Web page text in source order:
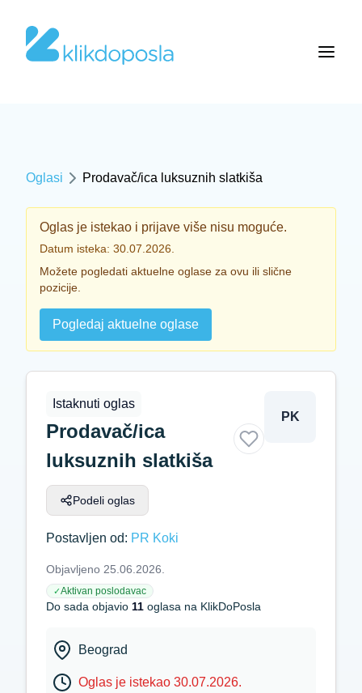
Oglasi Prodavač/ica luksuznih slatkiša
Oglas je istekao i prijave više nisu moguće.
Datum isteka: 30.07.2026.
Možete pogledati aktuelne oglase za ovu ili slične
pozicije.
Pogledaj aktuelne oglase
Istaknuti oglas
Prodavač/ica
luksuznih slatkiša
Podeli oglas
PK
Postavljen od: PR Koki
Objavljeno 25.06.2026.
✓Aktivan poslodavac
Do sada objavio 11 oglasa na KlikDoPosla
Beograd
Oglas je istekao 30.07.2026.